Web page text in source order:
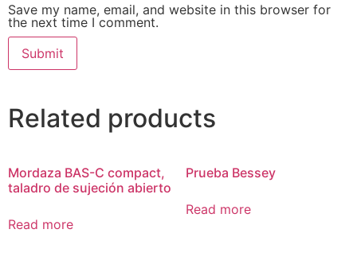
Save my name, email, and website in this browser for
the next time I comment.
Related products
Mordaza BAS-C compact,
taladro de sujeción abierto
Read more
Prueba Bessey
Read more